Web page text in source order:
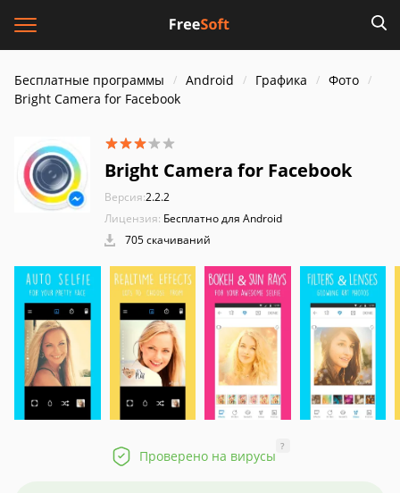
Бесплатные программы Android Графика
Фото
Bright Camera for Facebook
Bright Camera for Facebook
Версия:2.2.2
Лицензия: Бесплатно для Android
705 скачиваний
Проверено на вирусы
?